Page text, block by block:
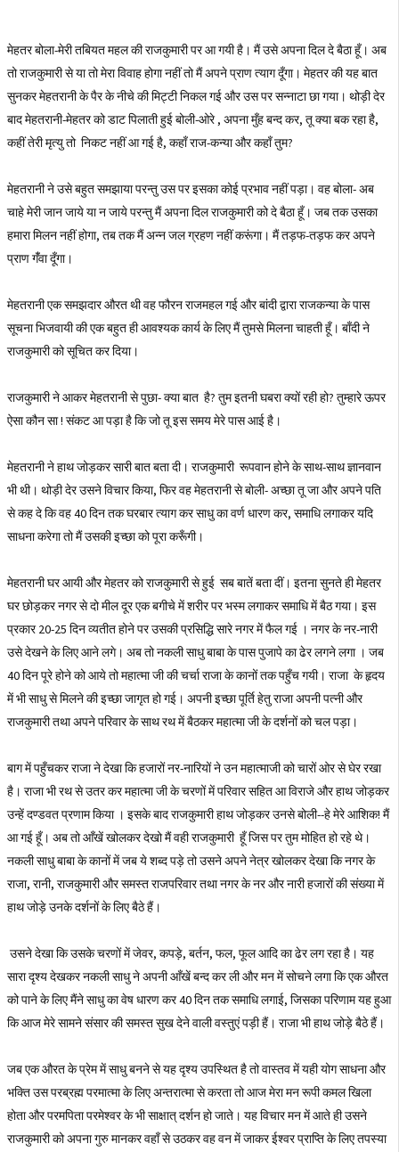
मेहतर बोला-मेरी तबियत महल की राजकुमारी पर आ गयी है। मैं उसे अपना दिल दे बैठा हूँ। अब
तो राजकुमारी से या तो मेरा विवाह होगा नहीं तो मैं अपने प्राण त्याग दूँगा। मेहतर की यह बात
सुनकर मेहतरानी के पैर के नीचे की मिट्टी निकल गई और उस पर सन्नाटा छा गया। थोड़ी देर
बाद मेहतरानी-मेहतर को डाट पिलाती हुई बोली-ओरे , अपना मुँह बन्द कर, तू क्‍या बक रहा है,
कहीं तेरी मृत्यु तो निकट नहीं आ गई है, कहाँ राज-कन्या और कहाँ तुम?
मेहतरानी ने उसे बहुत समझाया परन्तु उस पर इसका कोई प्रभाव नहीं पड़ा। वह बोला- अब
चाहे मेरी जान जाये या न जाये परन्तु मैं अपना दिल राजकुमारी को दे बैठा हूँ। जब तक उसका
हमारा मिलन नहीं होगा, तब तक मैं अन्न जल ग्रहण नहीं करूंगा। मैं तड़फ-तड़फ कर अपने
प्राण गँंवा दूँगा।
मेहतरानी एक समझदार औरत थी वह फौरन राजमहल गई और बांदी द्वारा राजकन्या के पास
सूचना भिजवायी की एक बहुत ही आवश्यक कार्य के लिए मैं तुमसे मिलना चाहती हूँ। बाँदी ने
राजकुमारी को सूचित कर दिया।
राजकुमारी ने आकर मेहतरानी से पुछा- क्या बात है? तुम इतनी घबरा क्‍यों रही हो? तुम्हारे ऊपर
ऐसा कौन सा ! संकट आ पड़ा है कि जो तू इस समय मेरे पास आई है।
मेहतरानी ने हाथ जोड़कर सारी बात बता दी। राजकुमारी रूपवान होने के साथ-साथ ज्ञानवान
भी थी। थोड़ी देर उसने विचार किया, फिर वह मेहतरानी से बोली- अच्छा तू जा और अपने पति
से कह दे कि वह 40 दिन तक घरबार त्याग कर साधु का वर्ण धारण कर, समाधि लगाकर यदि
साधना करेगा तो मैं उसकी इच्छा को पूरा करूँगी।
मेहतरानी घर आयी और मेहतर को राजकुमारी से हुई सब बातें बता दीं। इतना सुनते ही मेहतर
घर छोड़कर नगर से दो मील दूर एक बगीचे में शरीर पर भस्म लगाकर समाधि में बैठ गया। इस
प्रकार 20-25 दिन व्यतीत होने पर उसकी प्रसिद्धि सारे नगर में फैल गई । नगर के नर-नारी
उसे देखने के लिए आने लगे। अब तो नकली साधु बाबा के पास पुजापे का ढेर लगने लगा । जब
40 दिन पूरे होने को आये तो महात्मा जी की चर्चा राजा के कानों तक पहुँच गयी। राजा के हृदय
में भी साधु से मिलने की इच्छा जागृत हो गई। अपनी इच्छा पूर्ति हेतु राजा अपनी पत्नी और
राजकुमारी तथा अपने परिवार के साथ रथ में बैठकर महात्मा जी के दर्शनों को चल पड़ा।
बाग में पहुँचकर राजा ने देखा कि हजारों नर-नारियों ने उन महात्माजी को चारों ओर से घेर रखा
है। राजा भी रथ से उतर कर महात्मा जी के चरणों में परिवार सहित आ विराजे और हाथ जोड़कर
उन्हें दण्डवत प्रणाम किया । इसके बाद राजकुमारी हाथ जोड़कर उनसे बोली--हे मेरे आशिक! मैं
आ गई हूँ। अब तो आँखें खोलकर देखो मैं वही राजकुमारी हूँ जिस पर तुम मोहित हो रहे थे।
नकली साधु बाबा के कानों में जब ये शब्द पड़े तो उसने अपने नेत्र खोलकर देखा कि नगर के
राजा, रानी, राजकुमारी और समस्त राजपरिवार तथा नगर के नर और नारी हजारों की संख्या में
हाथ जोड़े उनके दर्शनों के लिए बैठे हैं।
उसने देखा कि उसके चरणों में जेवर, कपड़े, बर्तन, फल, फूल आदि का ढेर लग रहा है। यह
सारा दृश्य देखकर नकली साधु ने अपनी आँखें बन्द कर ली और मन में सोचने लगा कि एक औरत
को पाने के लिए मैंने साधु का वेष धारण कर 40 दिन तक समाधि लगाई, जिसका परिणाम यह हुआ
कि आज मेरे सामने संसार की समस्त सुख देने वाली वस्तुएं पड़ी हैं। राजा भी हाथ जोड़े बैठे हैं।
जब एक औरत के प्रेम में साधु बनने से यह दृश्य उपस्थित है तो वास्तव में यही योग साधना और
भक्ति उस परब्रह्म परमात्मा के लिए अन्तरात्मा से करता तो आज मेरा मन रूपी कमल खिला
होता और परमपिता परमेश्वर के भी साक्षात्‌ दर्शन हो जाते। यह विचार मन में आते ही उसने
राजकुमारी को अपना गुरु मानकर वहाँ से उठकर वह वन में जाकर ईश्वर प्राप्ति के लिए तपस्या